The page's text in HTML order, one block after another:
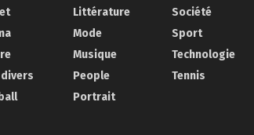
Littérature
Mode
Musique
People
Portrait
Société
Sport
Technologie
Tennis